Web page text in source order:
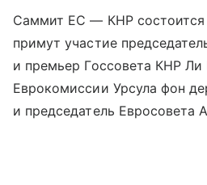
Саммит ЕС — КНР
примут участие
и премьер Госсовета КНР Ли
Еврокомиссии Урсула фон
и председатель Евросовета